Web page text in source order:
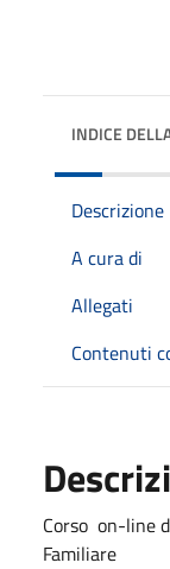
INDICE
Descrizione
A cura di
Allegati
Contenuti
Corso on-line
Familiare